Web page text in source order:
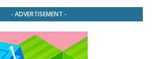
- ADVERTISEMENT -